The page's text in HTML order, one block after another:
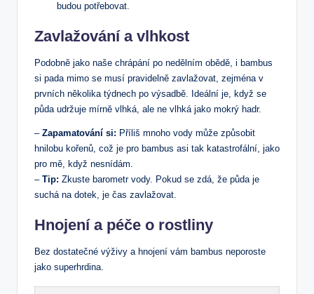
budou potřebovat.
Zavlažování a vlhkost
Podobně jako naše chrápání po nedělním obědě, i bambus
si pada mimo se musí pravidelně zavlažovat, zejména v
prvních několika týdnech po výsadbě. Ideální je, když se
půda udržuje mírně vlhká, ale ne vlhká jako mokrý hadr.
– Zapamatování si: Příliš mnoho vody může způsobit
hnilobu kořenů, což je pro bambus asi tak katastrofální, jako
pro mě, když nesnídám.
– Tip: Zkuste barometr vody. Pokud se zdá, že půda je
suchá na dotek, je čas zavlažovat.
Hnojení a péče o rostliny
Bez dostatečné výživy a hnojení vám bambus neporoste
jako superhrdina.